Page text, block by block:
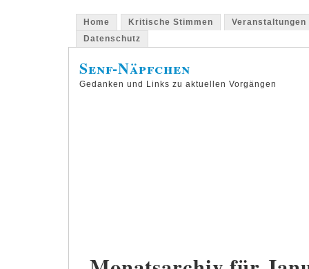
Home Kritische Stimmen
Veranstaltungen
Datenschutz
Senf-Näpfchen
Gedanken und Links zu aktuellen Vorgängen